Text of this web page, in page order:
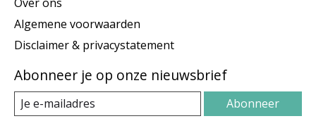
Algemene voorwaarden
Disclaimer & privacystatement
Abonneer je op onze nieuwsbrief
Abonneer